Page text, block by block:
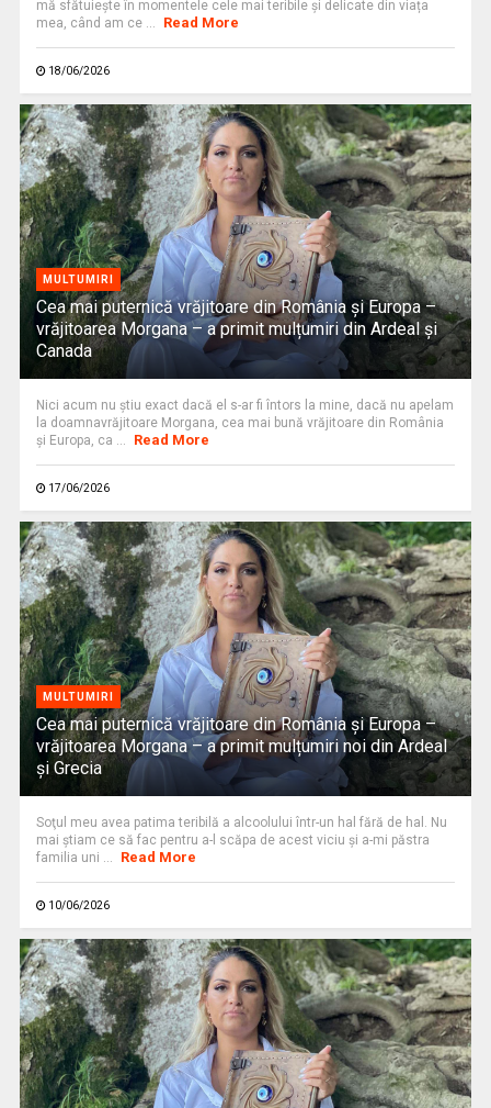
mă sfătuiește în momentele cele mai teribile și delicate din viața
mea, când am ce ...
Read More
18/06/2026
MULTUMIRI
Cea mai puternică vrăjitoare din România și Europa –
vrăjitoarea Morgana – a primit mulțumiri din Ardeal și
Canada
Nici acum nu știu exact dacă el s-ar fi întors la mine, dacă nu apelam
la doamnavrăjitoare Morgana, cea mai bună vrăjitoare din România
și Europa, ca ...
Read More
17/06/2026
MULTUMIRI
Cea mai puternică vrăjitoare din România și Europa –
vrăjitoarea Morgana – a primit mulțumiri noi din Ardeal
și Grecia
Soţul meu avea patima teribilă a alcoolului într-un hal fără de hal. Nu
mai ştiam ce să fac pentru a-l scăpa de acest viciu şi a-mi păstra
familia uni ...
Read More
10/06/2026